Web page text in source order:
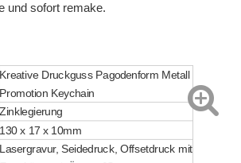
und sofort remake.
Kreative Druckguss Pagodenform Metall
Promotion Keychain
Zinklegierung
130 x 17 x 10mm
Lasergravur, Seidedruck, Offsetdruck mit